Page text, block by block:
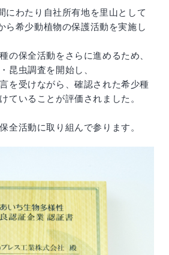
にわたり自社所有地を里山として
ら希少動植物の保護活動を実施し
の保全活動をさらに進めるため、
昆虫調査を開始し、
を受けながら、確認された希少種
ていることが評価されました。
全活動に取り組んで参ります。